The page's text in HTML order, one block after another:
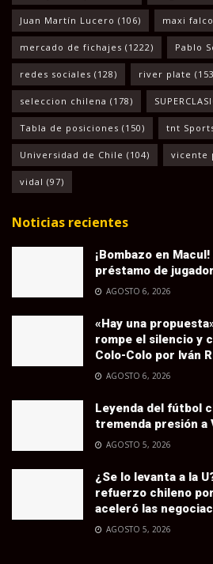
Juan Martín Lucero (106) maxi
mercado de fichajes (1222) Pablo
redes sociales (128) river plate
seleccion chilena (178)
Tabla de posiciones (150) tnt
Universidad de Chile (104) vicente
vidal (97)
Noticias recientes
¡Bombazo en
préstamo de
AGOSTO 6, 2026
«Hay una
rompe el silencio y
Colo-Colo por Iván
AGOSTO 6, 2026
Leyenda del fútbol
tremenda presión a
AGOSTO 5, 2026
¿Se lo levanta a la
refuerzo chileno
aceleró las
AGOSTO 5, 2026